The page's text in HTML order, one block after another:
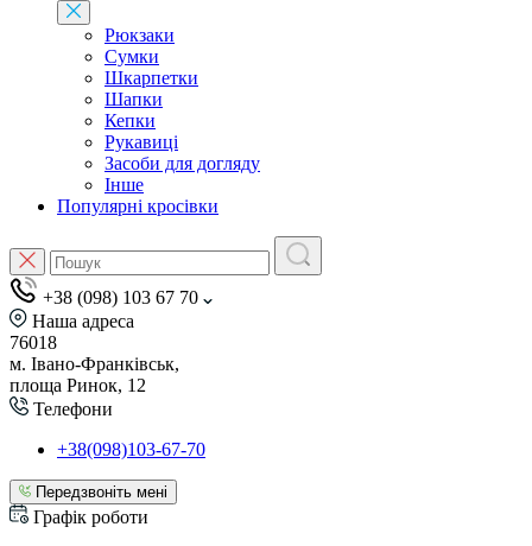
Рюкзаки
Сумки
Шкарпетки
Шапки
Кепки
Рукавиці
Засоби для догляду
Інше
Популярні кросівки
+38 (098) 103 67 70
Наша адреса
76018
м. Івано-Франківськ,
площа Ринок, 12
Телефони
+38(098)103-67-70
Передзвоніть мені
Графік роботи